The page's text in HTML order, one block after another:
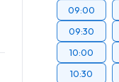
09:00
09:30
10:00
10:30